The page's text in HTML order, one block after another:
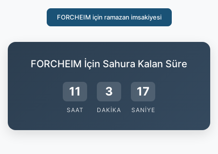
FORCHEIM için ramazan imsakiyesi
FORCHEIM İçin Sahura Kalan Süre
11
SAAT
3
DAKIKA
16
SANIYE